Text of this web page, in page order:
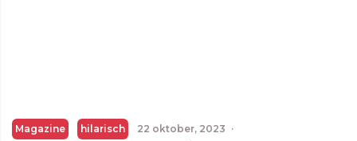
Magazine hilarisch 22 oktober, 2023 ·